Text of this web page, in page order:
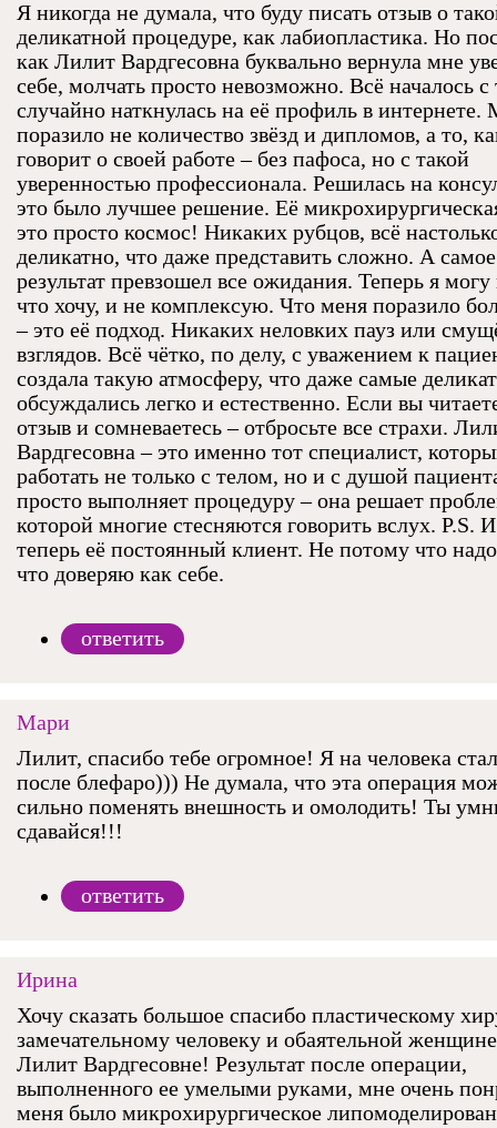
Я никогда не думала, что буду писать отзыв о
деликатной процедуре, как лабиопластика. Но
как Лилит Вардгесовна буквально вернула мне
себе, молчать просто невозможно. Всё началось с
случайно наткнулась на её профиль в интернете.
поразило не количество звёзд и дипломов, а то,
говорит о своей работе – без пафоса, но с такой
уверенностью профессионала. Решилась на
это было лучшее решение. Её
это просто космос! Никаких рубцов, всё
деликатно, что даже представить сложно. А
результат превзошел все ожидания. Теперь я могу
что хочу, и не комплексую. Что меня поразило
– это её подход. Никаких неловких пауз или
взглядов. Всё чётко, по делу, с уважением к
создала такую атмосферу, что даже самые
обсуждались легко и естественно. Если вы
отзыв и сомневаетесь – отбросьте все страхи.
Вардгесовна – это именно тот специалист,
работать не только с телом, но и с душой
просто выполняет процедуру – она решает
которой многие стесняются говорить вслух. P.S.
теперь её постоянный клиент. Не потому что
что доверяю как себе.
ответить
Мари
Лилит, спасибо тебе огромное! Я на человека
после блефаро))) Не думала, что эта операция
сильно поменять внешность и омолодить! Ты
сдавайся!!!
ответить
Ирина
Хочу сказать большое спасибо пластическому
замечательному человеку и обаятельной
Лилит Вардгесовне! Результат после операции,
выполненного ее умелыми руками, мне очень
меня было микрохирургическое